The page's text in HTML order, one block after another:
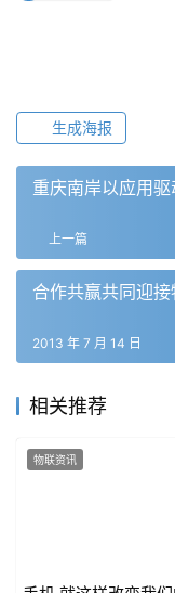
生成海报
重庆南岸以应用
上一篇
合作共赢共同迎
2013 年 7 月 14 日
相关推荐
物联资讯